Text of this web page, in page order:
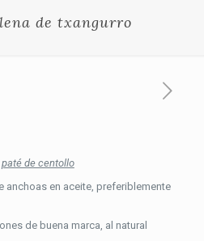
de txangurro
de centollo
anchoas en aceite, preferiblemente
de buena marca, al natural